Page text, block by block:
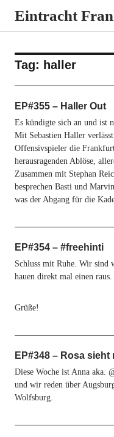
Eintracht
Tag: haller
EP#355 – Haller Out
Es kündigte sich an und ist
Mit Sebastien Haller
Offensivspieler die
herausragenden Ablöse,
Zusammen mit Stephan
besprechen Basti und
was der Abgang für die
EP#354 – #freehinti
Schluss mit Ruhe. Wir sind
hauen direkt mal einen raus.
Grüße!
EP#348 – Rosa sieht
Diese Woche ist Anna aka.
und wir reden über
Wolfsburg.